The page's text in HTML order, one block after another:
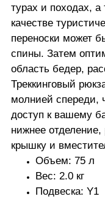
турах и походах, а
качестве
переноски может
спины. Затем
область бедер,
Треккинговый
молнией спереди,
доступ к вашему
нижнее
крышку и
Объем: 75 л
Вес: 2.0 кг
Подвеска: Y1